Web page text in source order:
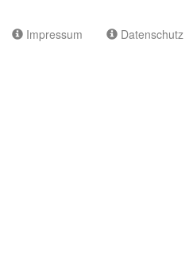
Impressum Datenschutz